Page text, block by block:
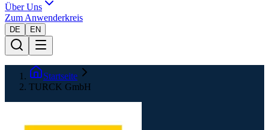
Über Uns
Zum Anwenderkreis
DE EN
Startseite
TURCK GmbH